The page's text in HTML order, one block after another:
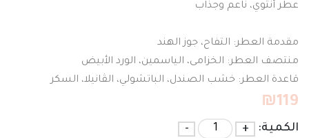
عطر أنثوي، ناعم وجذاب
مقدمة العطر: التفاح، جوز الهند
منتصف العطر: الخزامى، الياسمين، الورد الأبيض
قاعدة العطر: خشب الصندل، الباتشولي، الڤانيلا، السكر
₪119
الكمية: +
-